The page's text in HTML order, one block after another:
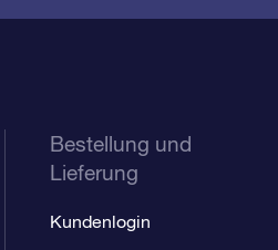
Bestellung und
Lieferung
Kundenlogin